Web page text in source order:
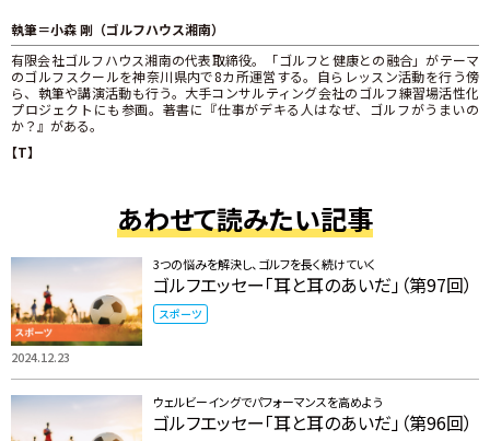
執筆＝小森 剛（ゴルフハウス湘南）
有限会社ゴルフハウス湘南の代表取締役。「ゴルフと健康との融合」がテーマ
のゴルフスクールを神奈川県内で8カ所運営する。自らレッスン活動を行う傍
ら、執筆や講演活動も行う。大手コンサルティング会社のゴルフ練習場活性化
プロジェクトにも参画。著書に『仕事がデキる人はなぜ、ゴルフがうまいの
か？』がある。
【T】
あわせて読みたい記事
2024.12.23
3つの悩みを解決し、ゴルフを長く続けていく
ゴルフエッセー「耳と耳のあいだ」（第97回）
スポーツ
ウェルビーイングでパフォーマンスを高めよう
ゴルフエッセー「耳と耳のあいだ」（第96回）